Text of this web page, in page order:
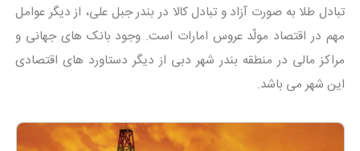
تبادل طلا به صورت آزاد و تبادل کالا در بندر جبل علی، از دیگر عوامل
مهم در اقتصاد مولّد عروس امارات است. وجود بانک های جهانی و
مراکز مالی در منطقه بندر شهر دبی از دیگر دستاورد های اقتصادی
این شهر می باشد.